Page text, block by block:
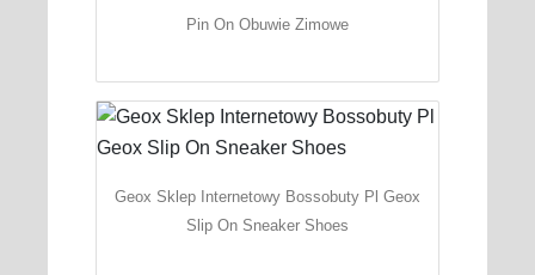
Pin On Obuwie Zimowe
Geox Sklep Internetowy Bossobuty Pl Geox
Slip On Sneaker Shoes